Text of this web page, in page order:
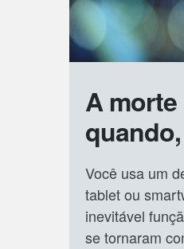
A
Você usa um
tablet ou
inevitável
se tornaram